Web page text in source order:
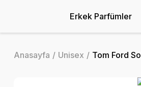
Erkek Parfümler
Anasayfa Unisex Tom Ford